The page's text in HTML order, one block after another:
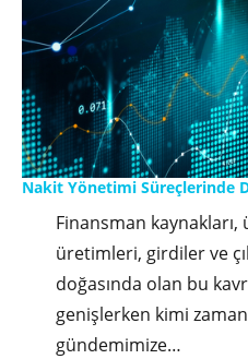
Nakit Yönetimi Süreçlerinde
Finansman
üretimleri, girdiler ve
doğasında olan bu
genişlerken kimi
gündemimize…